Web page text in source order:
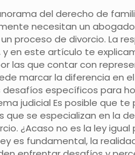
del derecho de
necesitan un
proceso de divorcio. La
en este artículo te
las que contar con
marcar la diferencia en
desafíos específicos para
judicial Es posible que
que se especializan en la
¿Acaso no es la ley igual
es fundamental, la
Divorcio